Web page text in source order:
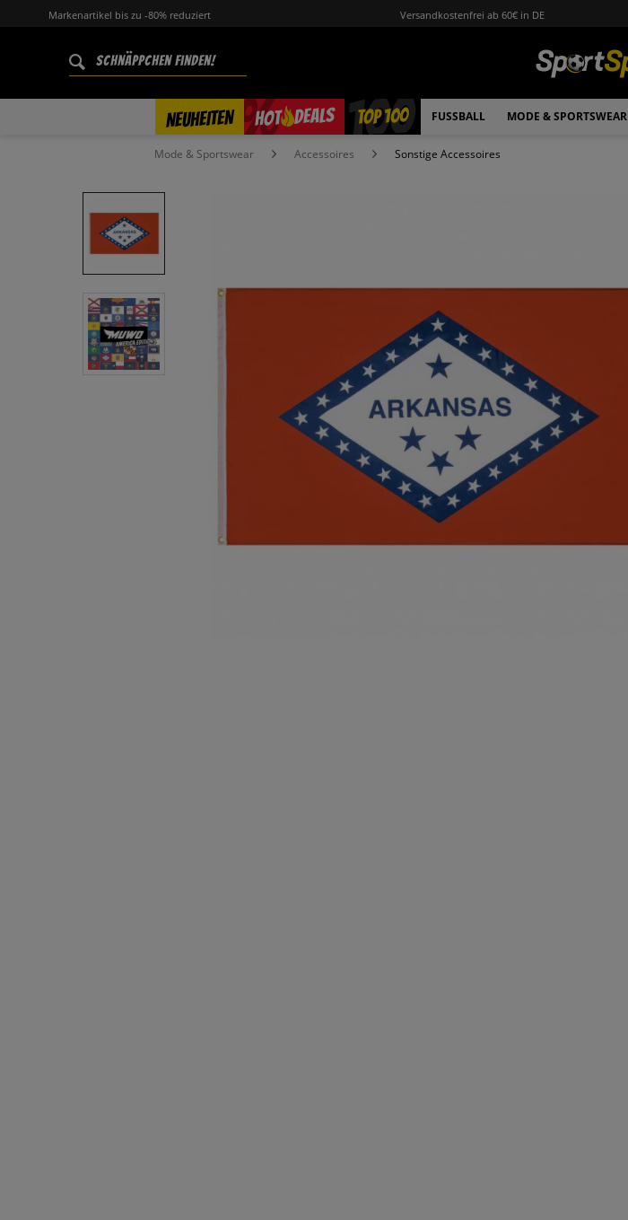
Markenartikel bis zu -80% reduziert Versandkostenfrei ab 60€ in DE
NEUHEITEN HOT DEALS
% TOP 100 FUSSBALL MODE & SPORTSWEAR
Mode & Sportswear Accessoires Sonstige Accessoires